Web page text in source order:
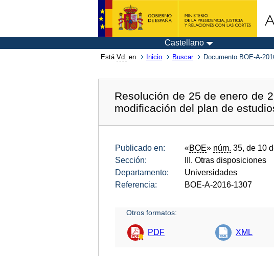
Castellano
Está Vd. en Inicio Buscar Documento BOE-A-
Resolución de 25 de enero de
modificación del plan de
Publicado en: «BOE» núm. 35, de 10
Sección:
III. Otras disposiciones
Departamento:
Universidades
Referencia:
BOE-A-2016-1307
Otros formatos:
PDF XML